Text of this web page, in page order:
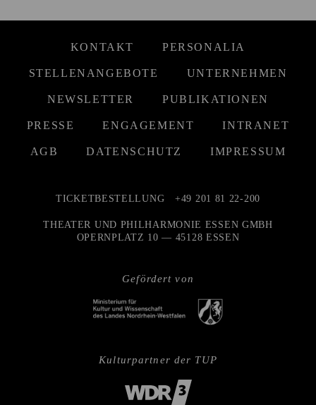
KONTAKT PERSONALIA
STELLENANGEBOTE UNTERNEHMEN
NEWSLETTER PUBLIKATIONEN
PRESSE ENGAGEMENT INTRANET
AGB DATENSCHUTZ IMPRESSUM
Gefördert von
TICKETBESTELLUNG +49 201 81 22-200
THEATER UND PHILHARMONIE ESSEN GMBH
OPERNPLATZ 10 — 45128 ESSEN
Kulturpartner der TUP